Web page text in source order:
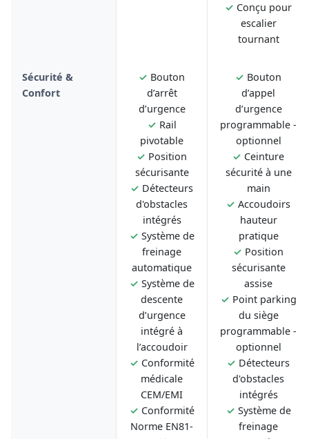
✓ Conçu pour
escalier
tournant
Sécurité &
Confort
✓ Bouton
d’arrêt
d’urgence
✓ Rail
pivotable
✓ Position
sécurisante
✓ Détecteurs
d'obstacles
intégrés
✓ Système de
freinage
automatique
✓ Système de
descente
d’urgence
intégré à
l’accoudoir
✓ Conformité
médicale
CEM/EMI
✓ Conformité
Norme EN81-
✓ Bouton
d’appel
d’urgence
programmable -
optionnel
✓ Ceinture
sécurité à une
main
✓ Accoudoirs
hauteur
pratique
✓ Position
sécurisante
assise
✓ Point parking
du siège
programmable -
optionnel
✓ Détecteurs
d'obstacles
intégrés
✓ Système de
freinage